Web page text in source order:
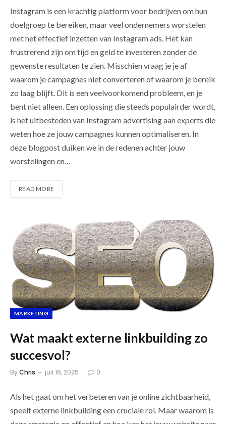
Instagram is een krachtig platform voor bedrijven om hun
doelgroep te bereiken, maar veel ondernemers worstelen
met het effectief inzetten van Instagram ads. Het kan
frustrerend zijn om tijd en geld te investeren zonder de
gewenste resultaten te zien. Misschien vraag je je af
waarom je campagnes niet converteren of waarom je bereik
zo laag blijft. Dit is een veelvoorkomend probleem, en je
bent niet alleen. Een oplossing die steeds populairder wordt,
is het uitbesteden van Instagram advertising aan experts die
weten hoe ze jouw campagnes kunnen optimaliseren. In
deze blogpost duiken we in de redenen achter jouw
worstelingen en…
READ MORE
MARKETING
Wat maakt externe linkbuilding zo
succesvol?
ByChris juli 16, 2025 0
Als het gaat om het verbeteren van je online zichtbaarheid,
speelt externe linkbuilding een cruciale rol. Maar waarom is